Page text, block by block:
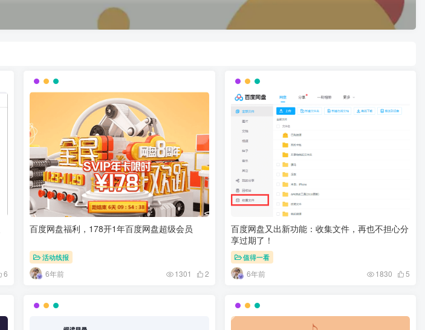
6
百度网盘福利，178开1年百度网盘超级会员
活动线报
6年前 1301 2
百度网盘又出新功能：收集文件，再也不担心分
享过期了！
值得一看
6年前 1830 5